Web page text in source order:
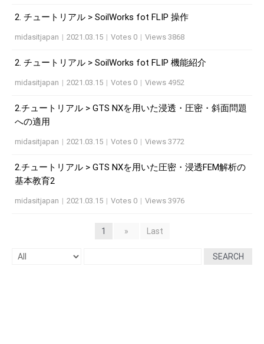
2. チュートリアル > SoilWorks fot FLIP 操作
midasitjapan | 2021.03.15 | Votes 0 | Views 3868
2. チュートリアル > SoilWorks fot FLIP 機能紹介
midasitjapan | 2021.03.15 | Votes 0 | Views 4952
2.チュートリアル > GTS NXを用いた浸透・圧密・斜面問題
への適用
midasitjapan | 2021.03.15 | Votes 0 | Views 3772
2.チュートリアル > GTS NXを用いた圧密・浸透FEM解析の
基本教育2
midasitjapan | 2021.03.15 | Votes 0 | Views 3976
1 » Last
SEARCH